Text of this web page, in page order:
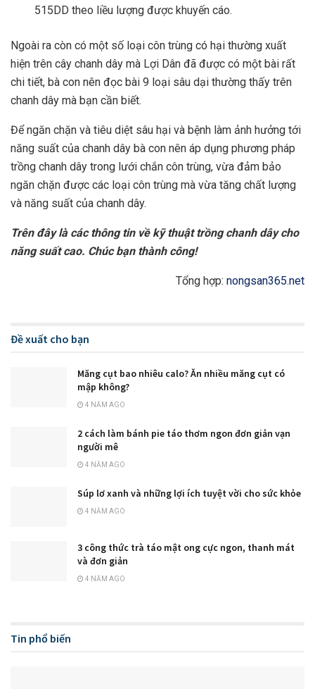
515DD theo liều lượng được khuyến cáo.
Ngoài ra còn có một số loại côn trùng có hại thường xuất
hiện trên cây chanh dây mà Lợi Dân đã được có một bài rất
chi tiết, bà con nên đọc bài 9 loại sâu dại thường thấy trên
chanh dây mà bạn cần biết.
Để ngăn chặn và tiêu diệt sâu hại và bệnh làm ảnh hưởng tới
năng suất của chanh dây bà con nên áp dụng phương pháp
trồng chanh dây trong lưới chắn côn trùng, vừa đảm bảo
ngăn chặn được các loại côn trùng mà vừa tăng chất lượng
và năng suất của chanh dây.
Trên đây là các thông tin về kỹ thuật trồng chanh dây cho
năng suất cao. Chúc bạn thành công!
Tổng hợp: nongsan365.net
Đề xuất cho bạn
Măng cụt bao nhiêu calo? Ăn nhiều măng cụt có
mập không?
4 NĂM AGO
2 cách làm bánh pie táo thơm ngon đơn giản vạn
người mê
4 NĂM AGO
Súp lơ xanh và những lợi ích tuyệt vời cho sức khỏe
4 NĂM AGO
3 công thức trà táo mật ong cực ngon, thanh mát
và đơn giản
4 NĂM AGO
Tin phổ biến